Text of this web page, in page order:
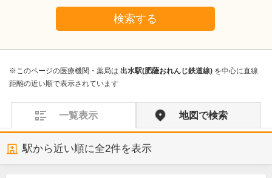
検索する
※このページの医療機関・薬局は 出水駅(肥薩おれんじ鉄道線) を中心に直線
距離の近い順で表示されています
一覧表示 地図で検索
駅から近い順に全2件を表示